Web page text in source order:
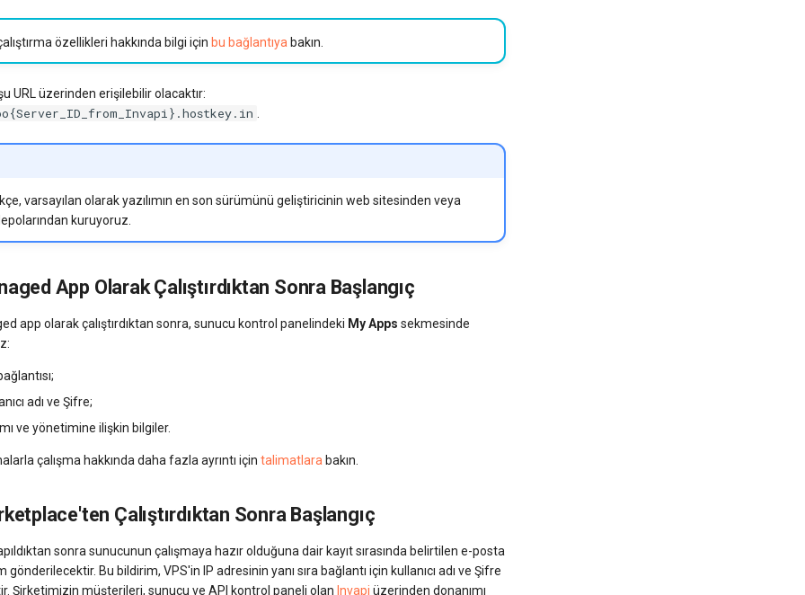
özellikleri hakkında bilgi için bu bağlantıya bakın.
URL üzerinden erişilebilir olacaktır:
varsayılan olarak yazılımın en son sürümünü geliştiricinin web sitesinden veya
kuruyoruz.
App Olarak Çalıştırdıktan Sonra Başlangıç
app olarak çalıştırdıktan sonra, sunucu kontrol panelindeki My Apps sekmesinde
adı ve Şifre;
ve yönetimine ilişkin bilgiler.
çalışma hakkında daha fazla ayrıntı içintalimatlara bakın.
Çalıştırdıktan Sonra Başlangıç
sonra sunucunun çalışmaya hazır olduğuna dair kayıt sırasında belirtilen e-posta
Bu bildirim, VPS'in IP adresinin yanı sıra bağlantı için kullanıcı adı ve Şifre
Şirketimizin müşterileri, sunucu ve API kontrol paneli olan Invapi üzerinden donanımı